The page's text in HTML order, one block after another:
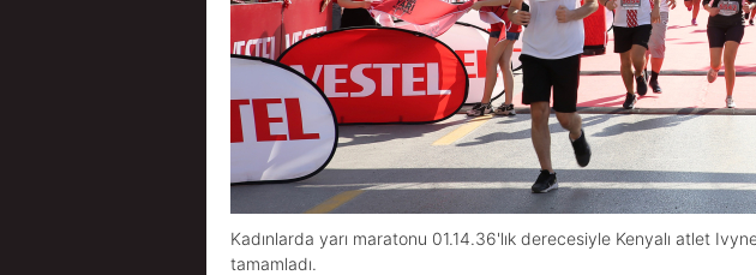
Kadınlarda yarı maratonu 01.14.36'lık derecesiyle Kenyalı atlet
tamamladı.